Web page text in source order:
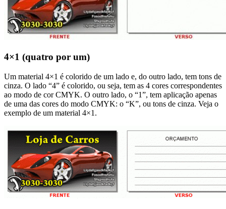
4×1 (quatro por um)
Um material 4×1 é colorido de um lado e, do outro lado, tem tons de
cinza. O lado “4” é colorido, ou seja, tem as 4 cores correspondentes
ao modo de cor CMYK. O outro lado, o “1”, tem aplicação apenas
de uma das cores do modo CMYK: o “K”, ou tons de cinza. Veja o
exemplo de um material 4×1.